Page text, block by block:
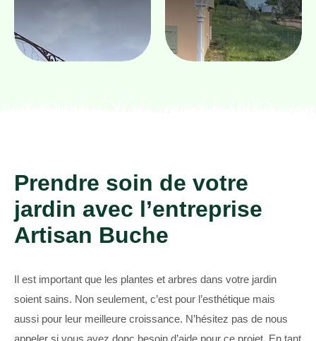
Prendre soin de votre
jardin avec l’entreprise
Artisan Buche
Il est important que les plantes et arbres dans votre jardin
soient sains. Non seulement, c’est pour l’esthétique mais
aussi pour leur meilleure croissance. N’hésitez pas de nous